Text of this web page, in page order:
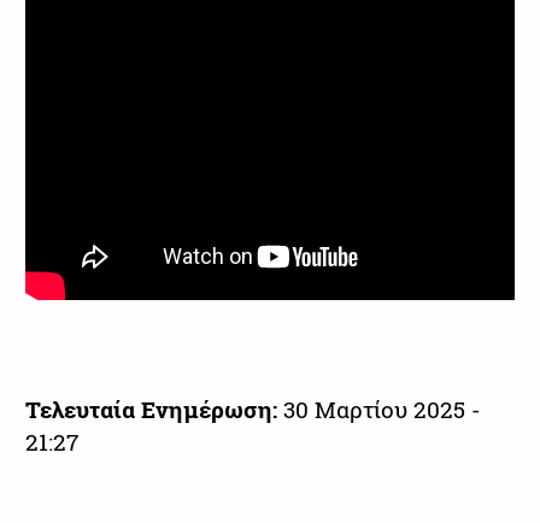
Τελευταία Ενημέρωση:30 Μαρτίου 2025 -
21:27